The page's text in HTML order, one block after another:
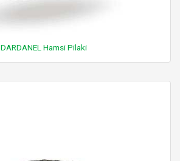
DARDANEL Hamsi Pilaki